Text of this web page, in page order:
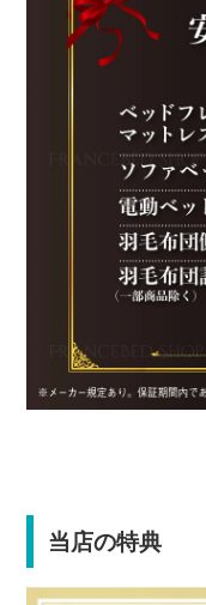
当店の特典